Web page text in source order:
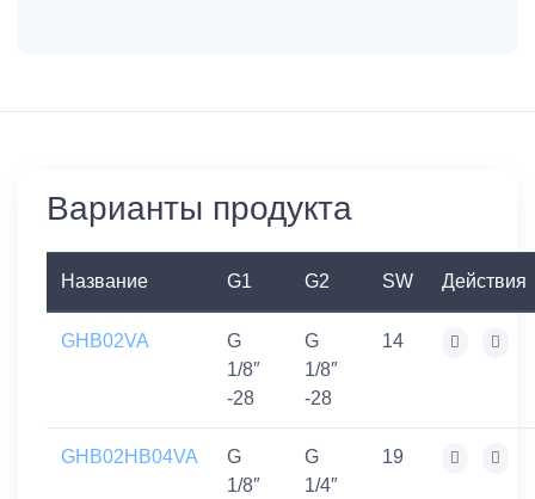
Варианты продукта
Название G1 G2 SW Действия
GHB02VA
G
1/8″
-28
G
1/8″
-28
14
GHB02HB04VA
G
1/8″
G
1/4″
19